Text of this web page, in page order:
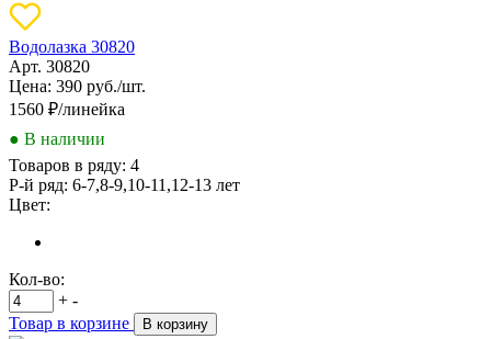
Водолазка 30820
Арт. 30820
Цена: 390 руб./шт.
1560 ₽/линейка
● В наличии
Товаров в ряду: 4
Р-й ряд: 6-7,8-9,10-11,12-13 лет
Цвет:
Кол-во:
+ -
Товар в корзине
В корзину